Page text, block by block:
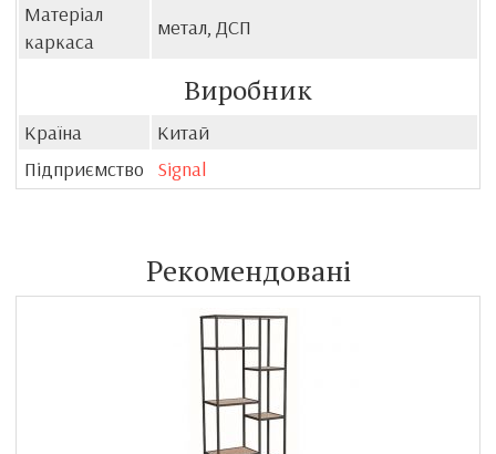
Матеріал
каркаса
метал, ДСП
Виробник
Країна
Китай
Підприємство
Signal
Рекомендовані